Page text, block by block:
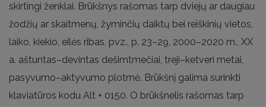
skirtingi ženklai. Brūkšnys rašomas tarp dviejų ar daugiau
žodžių ar skaitmenų, žyminčių daiktų bei reiškinių vietos,
laiko, kiekio, eilės ribas, pvz., p. 23–29, 2000–2020 m., XX
a. aštuntas–devintas dešimtmečiai, treji–ketveri metai,
pasyvumo–aktyvumo plotmė. Brūkšnį galima surinkti
klaviatūros kodu Alt + 0150. O brūkšnelis rašomas tarp